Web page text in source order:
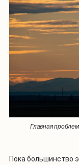
Главная
Пока большинство